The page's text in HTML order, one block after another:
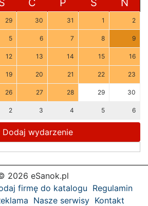
C P S N
29 30 31 1 2
5 6 7 8 9
12 13 14 15 16
19 20 21 22 23
26 27 28 29 30
2 3 4 5 6
Dodaj wydarzenie
2026 eSanok.pl
firmę do katalogu Regulamin
Nasze serwisy Kontakt